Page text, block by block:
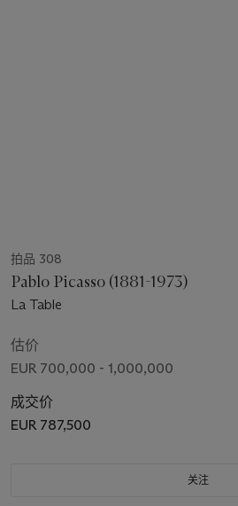
拍品 308
Pablo Picasso (1881-1973)
La Table
估价
EUR 700,000 - 1,000,000
成交价
EUR 787,500
关注